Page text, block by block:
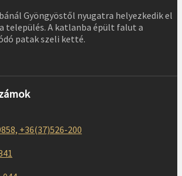
Gyöngyöstől nyugatra helyezkedik el
település. A katlanba épült falut a
patak szeli ketté.
+36(37)526-200